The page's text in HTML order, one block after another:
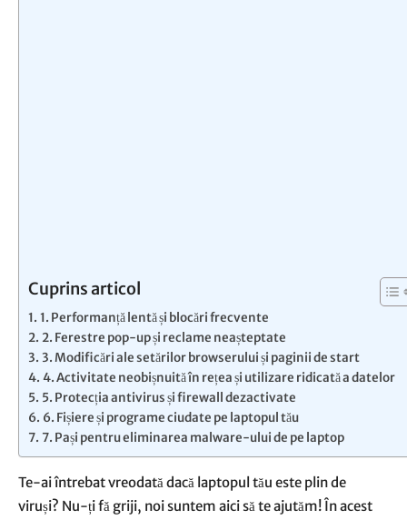
Cuprins articol
1. Performanță lentă și blocări frecvente
2. Ferestre pop-up și reclame neașteptate
3. Modificări ale setărilor browserului și paginii de start
4. Activitate neobișnuită în rețea și utilizare ridicată a datelor
5. Protecția antivirus și firewall dezactivate
6. Fișiere și programe ciudate pe laptopul tău
7. Pași pentru eliminarea malware-ului de pe laptop
‍Te-ai întrebat vreodată dacă laptopul tău este plin de
viruși? Nu-ți fă griji, noi suntem aici să te ajutăm! În acest